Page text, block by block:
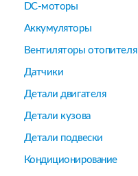
DC-моторы
Аккумуляторы
Вентиляторы отопителя
Датчики
Детали двигателя
Детали кузова
Детали подвески
Кондиционирование